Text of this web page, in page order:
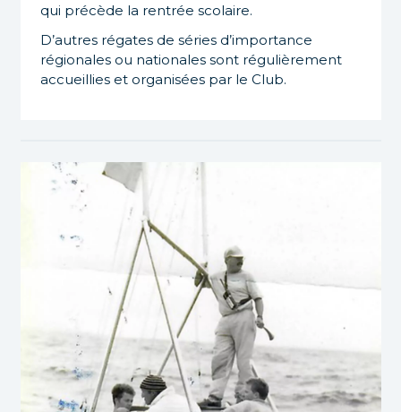
qui précède la rentrée scolaire.
D’autres régates de séries d’importance
régionales ou nationales sont régulièrement
accueillies et organisées par le Club.